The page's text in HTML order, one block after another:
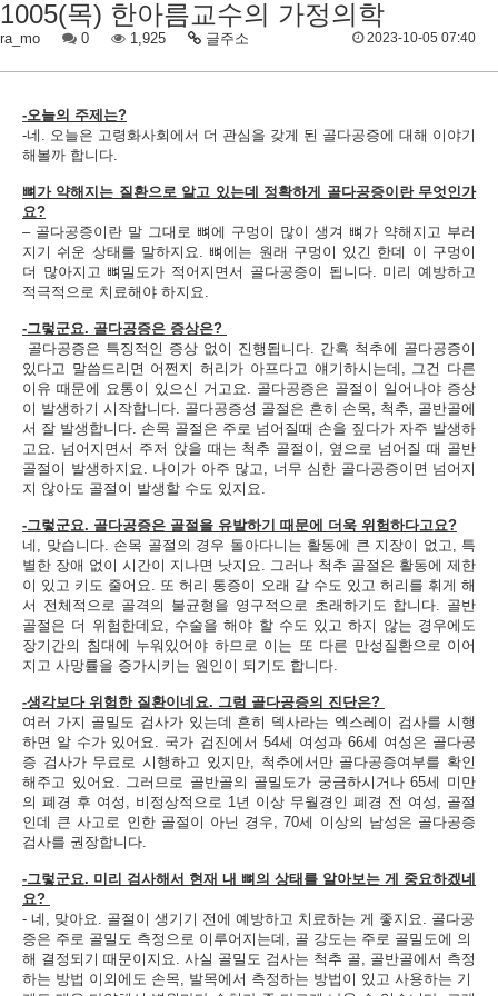
1005(목) 한아름교수의 가정의학
ra_mo 0 1,925 글주소 2023-10-05 07:40
-오늘의 주제는?
-네. 오늘은 고령화사회에서 더 관심을 갖게 된 골다공증에 대해 이야기
해볼까 합니다.
뼈가 약해지는 질환으로 알고 있는데 정확하게 골다공증이란 무엇인가
요?
– 골다공증이란 말 그대로 뼈에 구멍이 많이 생겨 뼈가 약해지고 부러
지기 쉬운 상태를 말하지요. 뼈에는 원래 구멍이 있긴 한데 이 구멍이
더 많아지고 뼈밀도가 적어지면서 골다공증이 됩니다. 미리 예방하고
적극적으로 치료해야 하지요.
-그렇군요. 골다공증은 증상은?
골다공증은 특징적인 증상 없이 진행됩니다. 간혹 척추에 골다공증이
있다고 말씀드리면 어쩐지 허리가 아프다고 얘기하시는데, 그건 다른
이유 때문에 요통이 있으신 거고요. 골다공증은 골절이 일어나야 증상
이 발생하기 시작합니다. 골다공증성 골절은 흔히 손목, 척추, 골반골에
서 잘 발생합니다. 손목 골절은 주로 넘어질때 손을 짚다가 자주 발생하
고요. 넘어지면서 주저 앉을 때는 척추 골절이, 옆으로 넘어질 때 골반
골절이 발생하지요. 나이가 아주 많고, 너무 심한 골다공증이면 넘어지
지 않아도 골절이 발생할 수도 있지요.
-그렇군요. 골다공증은 골절을 유발하기 때문에 더욱 위험하다고요?
네, 맞습니다. 손목 골절의 경우 돌아다니는 활동에 큰 지장이 없고, 특
별한 장애 없이 시간이 지나면 낫지요. 그러나 척추 골절은 활동에 제한
이 있고 키도 줄어요. 또 허리 통증이 오래 갈 수도 있고 허리를 휘게 해
서 전체적으로 골격의 불균형을 영구적으로 초래하기도 합니다. 골반
골절은 더 위험한데요, 수술을 해야 할 수도 있고 하지 않는 경우에도
장기간의 침대에 누워있어야 하므로 이는 또 다른 만성질환으로 이어
지고 사망률을 증가시키는 원인이 되기도 합니다.
-생각보다 위험한 질환이네요. 그럼 골다공증의 진단은?
여러 가지 골밀도 검사가 있는데 흔히 덱사라는 엑스레이 검사를 시행
하면 알 수가 있어요. 국가 검진에서 54세 여성과 66세 여성은 골다공
증 검사가 무료로 시행하고 있지만, 척추에서만 골다공증여부를 확인
해주고 있어요. 그러므로 골반골의 골밀도가 궁금하시거나 65세 미만
의 폐경 후 여성, 비정상적으로 1년 이상 무월경인 폐경 전 여성, 골절
인데 큰 사고로 인한 골절이 아닌 경우, 70세 이상의 남성은 골다공증
검사를 권장합니다.
-그렇군요. 미리 검사해서 현재 내 뼈의 상태를 알아보는 게 중요하겠네
요?
- 네, 맞아요. 골절이 생기기 전에 예방하고 치료하는 게 좋지요. 골다공
증은 주로 골밀도 측정으로 이루어지는데, 골 강도는 주로 골밀도에 의
해 결정되기 때문이지요. 사실 골밀도 검사는 척추 골, 골반골에서 측정
하는 방법 이외에도 손목, 발목에서 측정하는 방법이 있고 사용하는 기